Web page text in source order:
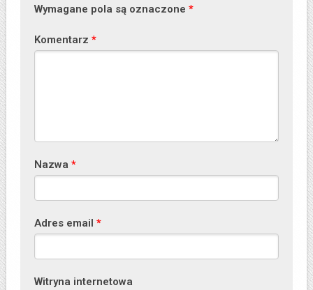
Wymagane pola są oznaczone *
Komentarz *
Nazwa *
Adres email *
Witryna internetowa